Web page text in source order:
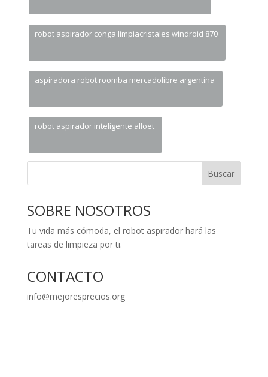
robot aspirador conga limpiacristales windroid 870
aspiradora robot roomba mercadolibre argentina
robot aspirador inteligente alloet
Buscar
SOBRE NOSOTROS
Tu vida más cómoda, el robot aspirador hará las
tareas de limpieza por ti.
CONTACTO
info@mejoresprecios.org